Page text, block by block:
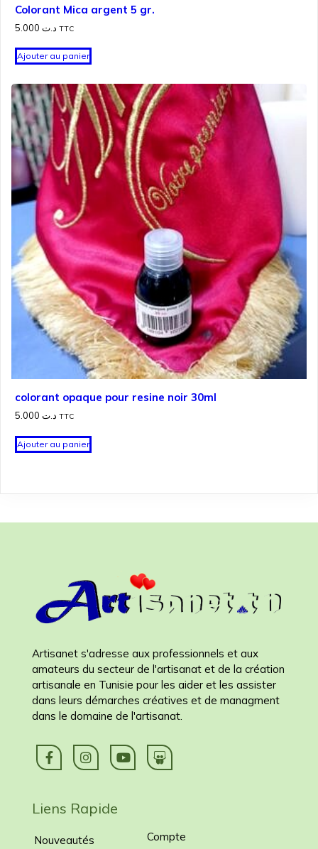
Colorant Mica argent 5 gr.
د.ت TTC
Ajouter au panier
colorant opaque pour resine noir 30ml
د.ت TTC
Ajouter au panier
Artisanet s'adresse aux professionnels et aux
amateurs du secteur de l'artisanat et de la création
artisanale en Tunisie pour les aider et les assister
dans leurs démarches créatives et de managment
dans le domaine de l'artisanat.
Liens Rapide
Nouveautés
Compte